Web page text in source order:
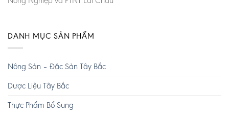
DANH MỤC SẢN PHẨM
Nông Sản – Đặc Sản Tây Bắc
Dược Liệu Tây Bắc
Thực Phẩm Bổ Sung